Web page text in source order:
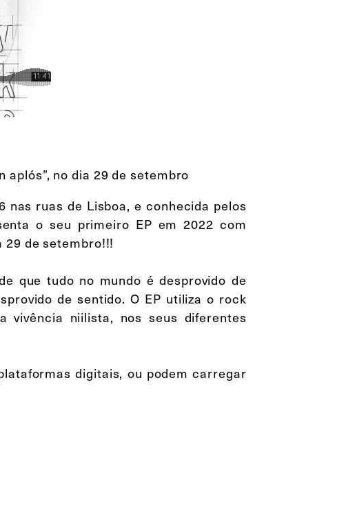
aplós”, no dia 29 de setembro
ruas de Lisboa, e conhecida pelos
o seu primeiro EP em 2022 com
29 de setembro!!!
que tudo no mundo é desprovido de
de sentido. O EP utiliza o rock
niilista, nos seus diferentes
digitais, ou podem carregar